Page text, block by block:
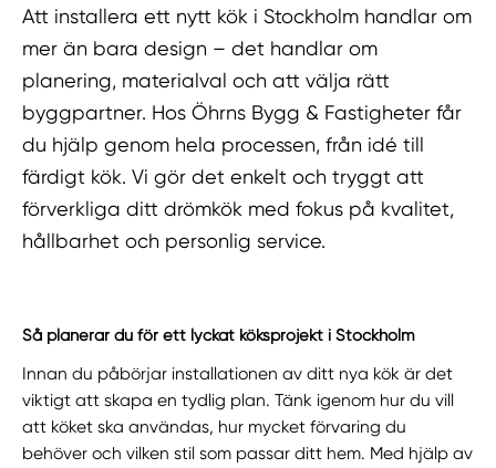
Att installera ett nytt kök i Stockholm handlar om
mer än bara design – det handlar om
planering, materialval och att välja rätt
byggpartner. Hos Öhrns Bygg & Fastigheter får
du hjälp genom hela processen, från idé till
färdigt kök. Vi gör det enkelt och tryggt att
förverkliga ditt drömkök med fokus på kvalitet,
hållbarhet och personlig service.
Så planerar du för ett lyckat köksprojekt i Stockholm
Innan du påbörjar installationen av ditt nya kök är det
viktigt att skapa en tydlig plan. Tänk igenom hur du vill
att köket ska användas, hur mycket förvaring du
behöver och vilken stil som passar ditt hem. Med hjälp av